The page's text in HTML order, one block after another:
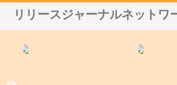
リリースジャーナルネットワ